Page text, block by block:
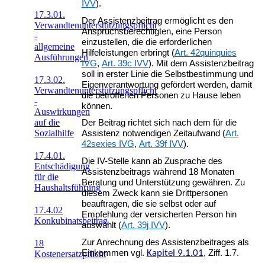
17.3.01.
Verwandtenunterstützungspflicht
-
allgemeine
Ausführungen
17.3.02.
Verwandtenunterstützungspflicht
-
Auswirkungen
auf die
Sozialhilfe
17.4.01.
Entschädigung
für die
Haushaltsführung
17.4.02
Konkubinatsbeitrag
18
Kostenersatzpflicht
IVV).
Der Assistenzbeitrag ermöglicht es den
Anspruchsberechtigten, eine Person
einzustellen, die die erforderlichen
Hilfeleistungen erbringt (Art. 42quinquies
IVG, Art. 39c IVV). Mit dem Assistenzbeitrag
soll in erster Linie die Selbstbestimmung und
Eigenverantwortung gefördert werden, damit
die betroffenen Personen zu Hause leben
können.
Der Beitrag richtet sich nach dem für die
Assistenz notwendigen Zeitaufwand (Art.
42sexies IVG, Art. 39f IVV).
Die IV-Stelle kann ab Zusprache des
Assistenzbeitrags während 18 Monaten
Beratung und Unterstützung gewähren. Zu
diesem Zweck kann sie Drittpersonen
beauftragen, die sie selbst oder auf
Empfehlung der versicherten Person hin
auswählt (Art. 39j IVV).
Zur Anrechnung des Assistenzbeitrages als
Einkommen vgl. Kapitel 9.1.01, Ziff. 1.7.